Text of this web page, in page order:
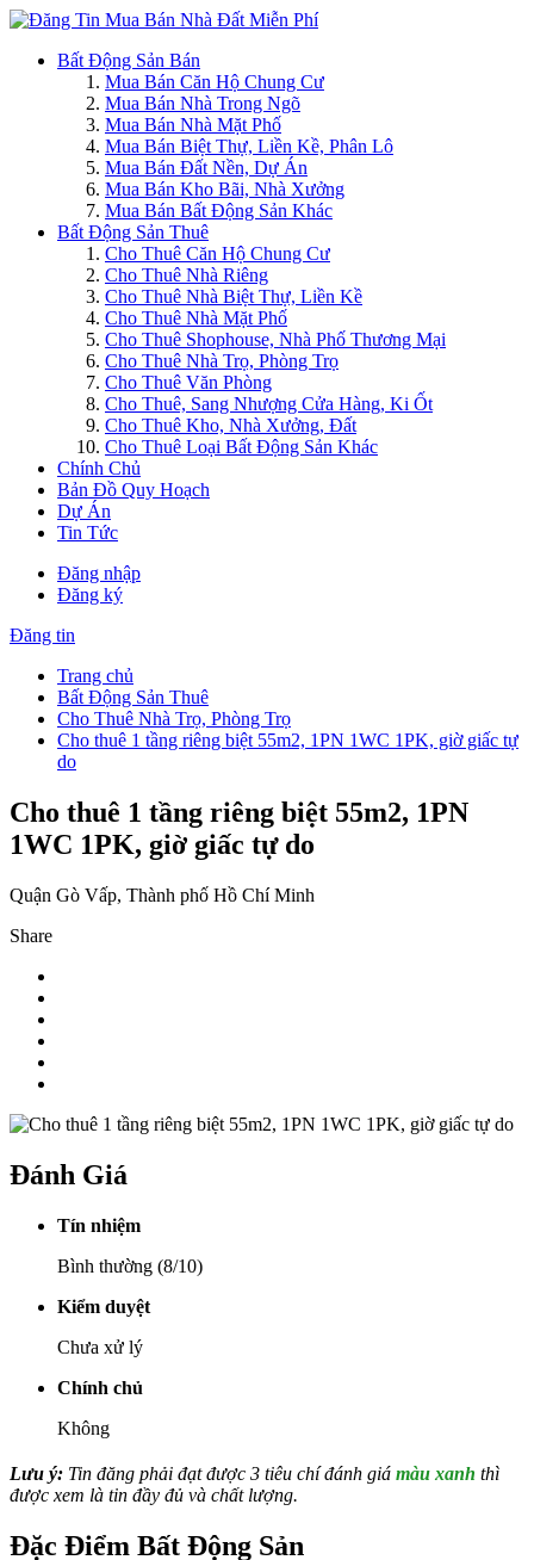
Bất Động Sản Bán
Mua Bán Căn Hộ Chung Cư
Mua Bán Nhà Trong Ngõ
Mua Bán Nhà Mặt Phố
Mua Bán Biệt Thự, Liền Kề, Phân Lô
Mua Bán Đất Nền, Dự Án
Mua Bán Kho Bãi, Nhà Xưởng
Mua Bán Bất Động Sản Khác
Bất Động Sản Thuê
Cho Thuê Căn Hộ Chung Cư
Cho Thuê Nhà Riêng
Cho Thuê Nhà Biệt Thự, Liền Kề
Cho Thuê Nhà Mặt Phố
Cho Thuê Shophouse, Nhà Phố Thương Mại
Cho Thuê Nhà Trọ, Phòng Trọ
Cho Thuê Văn Phòng
Cho Thuê, Sang Nhượng Cửa Hàng, Ki Ốt
Cho Thuê Kho, Nhà Xưởng, Đất
Cho Thuê Loại Bất Động Sản Khác
Chính Chủ
Bản Đồ Quy Hoạch
Dự Án
Tin Tức
Đăng nhập
Đăng ký
Đăng tin
Trang chủ
Bất Động Sản Thuê
Cho Thuê Nhà Trọ, Phòng Trọ
Cho thuê 1 tầng riêng biệt 55m2, 1PN 1WC 1PK, giờ giấc tự
do
Cho thuê 1 tầng riêng biệt 55m2, 1PN
1WC 1PK, giờ giấc tự do
Quận Gò Vấp, Thành phố Hồ Chí Minh
Share
Đánh Giá
Tín nhiệm
Bình thường (8/10)
Kiểm duyệt
Chưa xử lý
Chính chủ
Không
Lưu ý: Tin đăng phải đạt được 3 tiêu chí đánh giá màu xanh thì
được xem là tin đầy đủ và chất lượng.
Đặc Điểm Bất Động Sản